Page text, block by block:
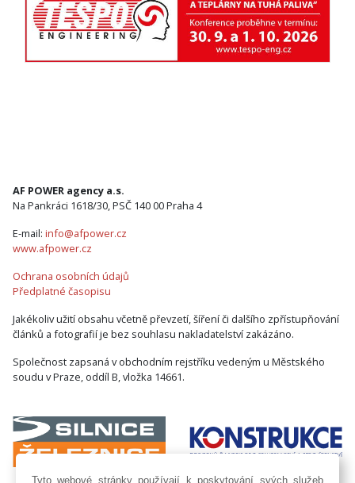
AF POWER agency a.s.
Na Pankráci 1618/30, PSČ 140 00 Praha 4
E-mail: info@afpower.cz
www.afpower.cz
Ochrana osobních údajů
Předplatné časopisu
Jakékoliv užití obsahu včetně převzetí, šíření či dalšího zpřístupňování
článků a fotografií je bez souhlasu nakladatelství zakázáno.
Společnost zapsaná v obchodním rejstříku vedeným u Městského
soudu v Praze, oddíl B, vložka 14661.
Tyto webové stránky používají k poskytování svých služeb